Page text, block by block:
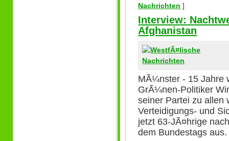
Nachrichten ]
Interview:
Afghanistan
MÃ¼nster - 15 Jahre
GrÃ¼nen-Politiker
seiner Partei zu allen
Verteidigungs- und
jetzt 63-JÃ¤hrige
dem Bundestags aus.